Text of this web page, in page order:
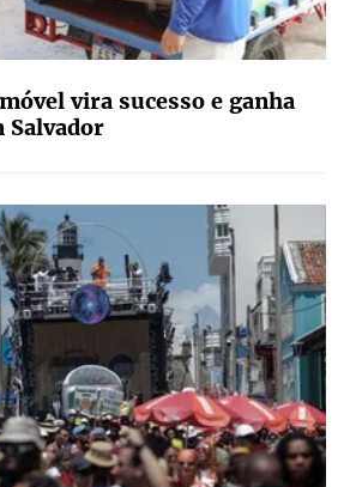
vira sucesso e ganha
Salvador